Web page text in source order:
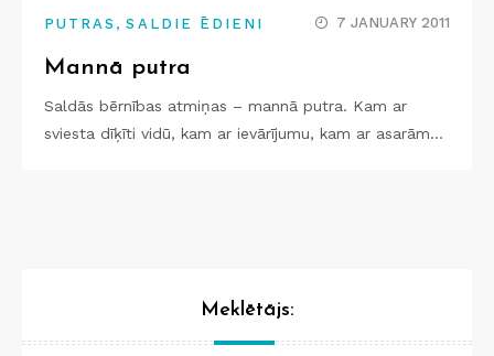
PUTRAS ,SALDIE ĒDIENI 7 JANUARY 2011
Mannā putra
Saldās bērnības atmiņas – mannā putra. Kam ar
sviesta dīķīti vidū, kam ar ievārījumu, kam ar asarām…
Meklētājs: